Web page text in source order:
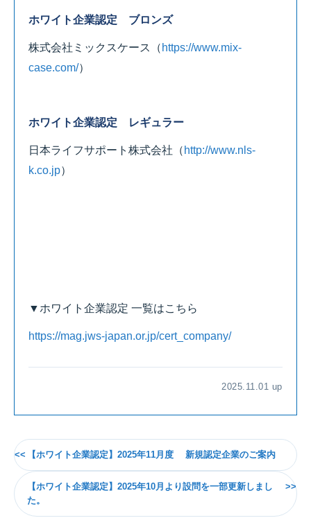
ホワイト企業認定 ブロンズ
株式会社ミックスケース （ https://www.mix-
case.com/）
ホワイト企業認定 レギュラー
日本ライフサポート株式会社 （ http://www.nls-
k.co.jp）
▼ホワイト企業認定 一覧はこちら
https://mag.jws-japan.or.jp/cert_company/
2025.11.01 up
【ホワイト企業認定】2025年11月度 新規認定企業のご案内
【ホワイト企業認定】2025年10月より設問を一部更新しまし
た。